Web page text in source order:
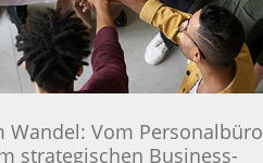
Wandel: Vom Personalbüro
strategischen Business-